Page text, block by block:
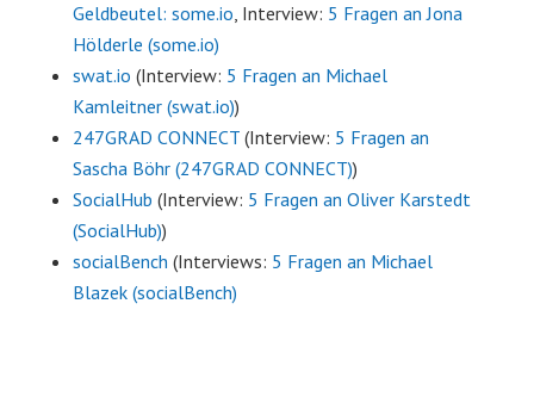
Geldbeutel: some.io, Interview: 5 Fragen an Jona
Hölderle (some.io)
swat.io (Interview: 5 Fragen an Michael
Kamleitner (swat.io))
247GRAD CONNECT(Interview: 5 Fragen an
Sascha Böhr (247GRAD CONNECT))
SocialHub (Interview: 5 Fragen an Oliver Karstedt
(SocialHub))
socialBench (Interviews: 5 Fragen an Michael
Blazek (socialBench)